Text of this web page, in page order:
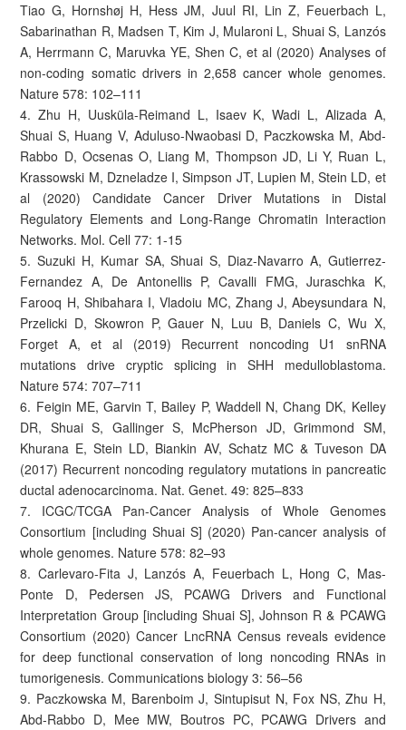
Tiao G, Hornshøj H, Hess JM, Juul RI, Lin Z, Feuerbach L,
Sabarinathan R, Madsen T, Kim J, Mularoni L, Shuai S, Lanzós
A, Herrmann C, Maruvka YE, Shen C, et al (2020) Analyses of
non-coding somatic drivers in 2,658 cancer whole genomes.
Nature 578: 102–111
4. Zhu H, Uusküla-Reimand L, Isaev K, Wadi L, Alizada A,
Shuai S, Huang V, Aduluso-Nwaobasi D, Paczkowska M, Abd-
Rabbo D, Ocsenas O, Liang M, Thompson JD, Li Y, Ruan L,
Krassowski M, Dzneladze I, Simpson JT, Lupien M, Stein LD, et
al (2020) Candidate Cancer Driver Mutations in Distal
Regulatory Elements and Long-Range Chromatin Interaction
Networks. Mol. Cell 77: 1-15
5. Suzuki H, Kumar SA, Shuai S, Diaz-Navarro A, Gutierrez-
Fernandez A, De Antonellis P, Cavalli FMG, Juraschka K,
Farooq H, Shibahara I, Vladoiu MC, Zhang J, Abeysundara N,
Przelicki D, Skowron P, Gauer N, Luu B, Daniels C, Wu X,
Forget A, et al (2019) Recurrent noncoding U1 snRNA
mutations drive cryptic splicing in SHH medulloblastoma.
Nature 574: 707–711
6. Feigin ME, Garvin T, Bailey P, Waddell N, Chang DK, Kelley
DR, Shuai S, Gallinger S, McPherson JD, Grimmond SM,
Khurana E, Stein LD, Biankin AV, Schatz MC & Tuveson DA
(2017) Recurrent noncoding regulatory mutations in pancreatic
ductal adenocarcinoma. Nat. Genet. 49: 825–833
7. ICGC/TCGA Pan-Cancer Analysis of Whole Genomes
Consortium [including Shuai S] (2020) Pan-cancer analysis of
whole genomes. Nature 578: 82–93
8. Carlevaro-Fita J, Lanzós A, Feuerbach L, Hong C, Mas-
Ponte D, Pedersen JS, PCAWG Drivers and Functional
Interpretation Group [including Shuai S], Johnson R & PCAWG
Consortium (2020) Cancer LncRNA Census reveals evidence
for deep functional conservation of long noncoding RNAs in
tumorigenesis. Communications biology 3: 56–56
9. Paczkowska M, Barenboim J, Sintupisut N, Fox NS, Zhu H,
Abd-Rabbo D, Mee MW, Boutros PC, PCAWG Drivers and